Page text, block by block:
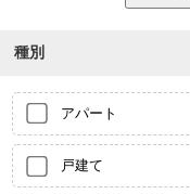
種別
アパート
戸建て